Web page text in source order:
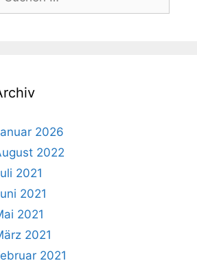
nach:
2026
2022
2021
2021
2021
2021
2021